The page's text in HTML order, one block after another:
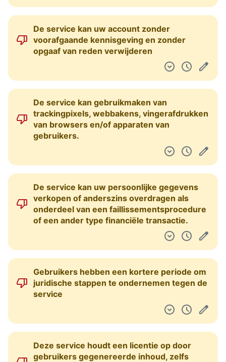
De service kan uw account zonder
voorafgaande kennisgeving en zonder
opgaaf van reden verwijderen
De service kan gebruikmaken van
trackingpixels, webbakens, vingerafdrukken
van browsers en/of apparaten van
gebruikers.
De service kan uw persoonlijke gegevens
verkopen of anderszins overdragen als
onderdeel van een faillissementsprocedure
of een ander type financiële transactie.
Gebruikers hebben een kortere periode om
juridische stappen te ondernemen tegen de
service
Deze service houdt een licentie op door
gebruikers gegenereerde inhoud, zelfs